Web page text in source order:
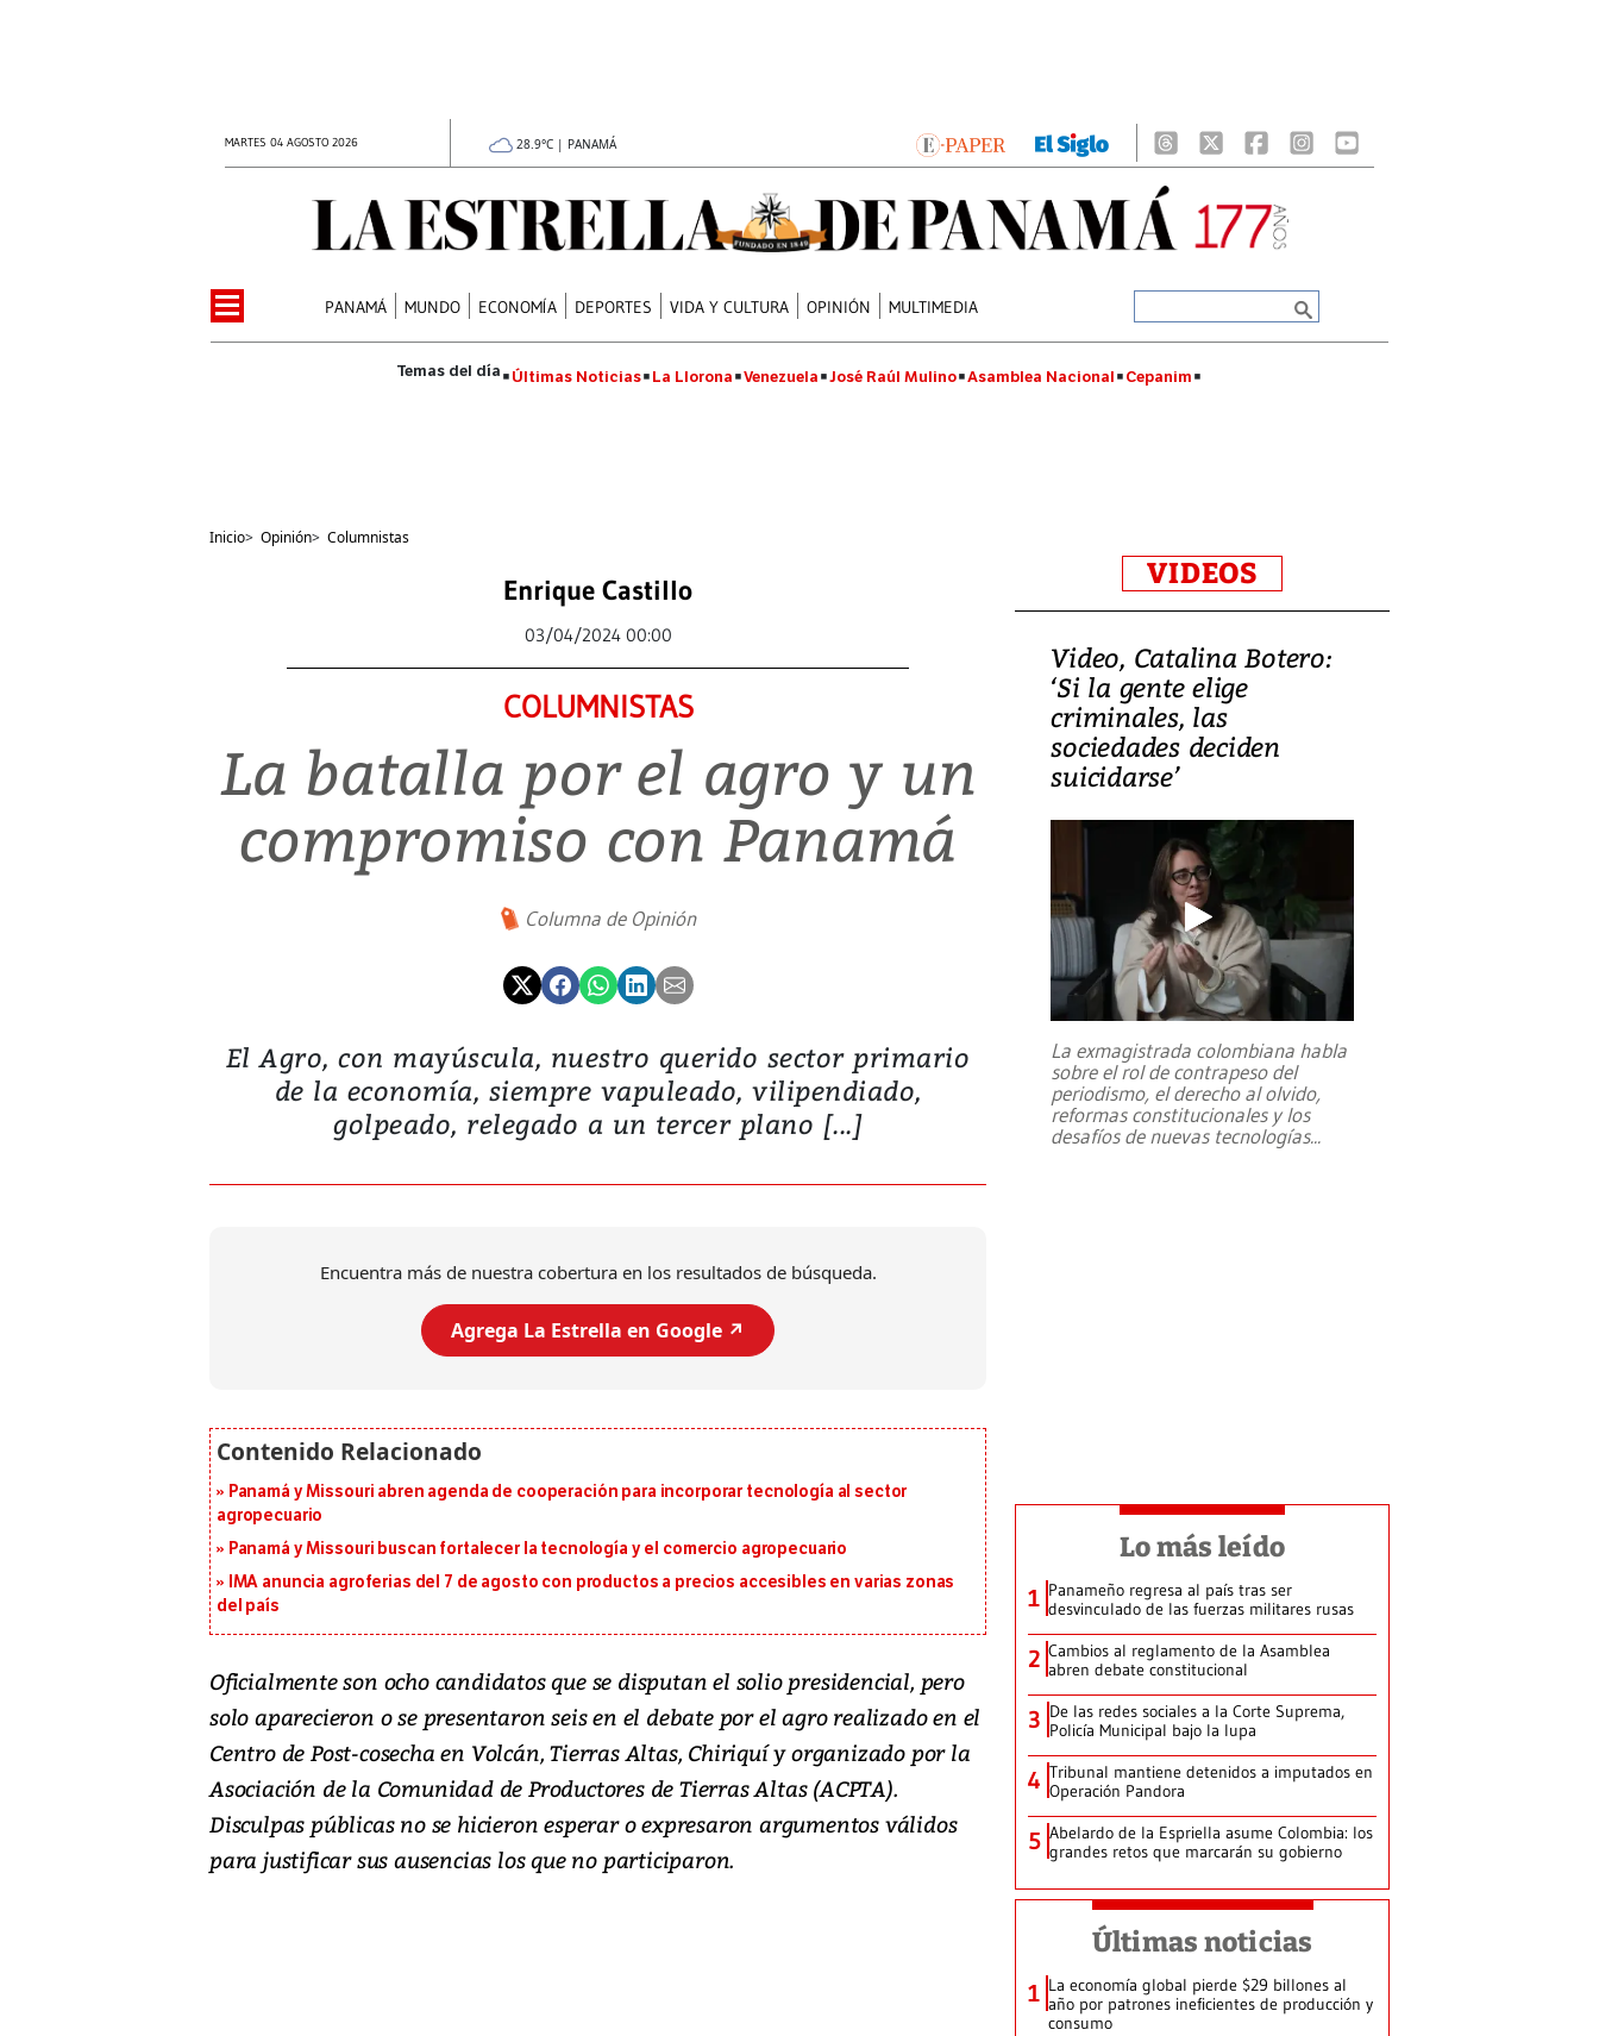
MARTES 04 AGOSTO 2026 28.9°C | PANAMÁ
PANAMÁ MUNDO ECONOMÍA DEPORTES VIDA Y CULTURA OPINIÓN MULTIMEDIA
Últimas Noticias La Llorona Venezuela José Raúl Mulino Asamblea Nacional Cepanim
Inicio> Opinión> Columnistas
Enrique Castillo
03/04/2024 00:00
COLUMNISTAS
La batalla por el agro y un
compromiso con Panamá
Columna de Opinión
El Agro, con mayúscula, nuestro querido sector primario
de la economía, siempre vapuleado, vilipendiado,
golpeado, relegado a un tercer plano [...]
Encuentra más de nuestra cobertura en los resultados de búsqueda.
Agrega La Estrella en Google ↗️
Panamá y Missouri abren agenda de cooperación para incorporar tecnología al sector
agropecuario
Panamá y Missouri buscan fortalecer la tecnología y el comercio agropecuario
IMA anuncia agroferias del 7 de agosto con productos a precios accesibles en varias zonas
del país
Oficialmente son ocho candidatos que se disputan el solio presidencial, pero
solo aparecieron o se presentaron seis en el debate por el agro realizado en el
Centro de Post-cosecha en Volcán, Tierras Altas, Chiriquí y organizado por la
Asociación de la Comunidad de Productores de Tierras Altas (ACPTA).
Disculpas públicas no se hicieron esperar o expresaron argumentos válidos
para justificar sus ausencias los que no participaron.
VIDEOS
Video, Catalina Botero:
‘Si la gente elige
criminales, las
sociedades deciden
suicidarse’
La exmagistrada colombiana habla
sobre el rol de contrapeso del
periodismo, el derecho al olvido,
reformas constitucionales y los
desafíos de nuevas tecnologías...
Lo más leído
1 Panameño regresa al país tras ser
desvinculado de las fuerzas militares rusas
2 Cambios al reglamento de la Asamblea
abren debate constitucional
3 De las redes sociales a la Corte Suprema,
Policía Municipal bajo la lupa
4 Tribunal mantiene detenidos a imputados en
Operación Pandora
5 Abelardo de la Espriella asume Colombia: los
grandes retos que marcarán su gobierno
Últimas noticias
1 La economía global pierde $29 billones al
año por patrones ineficientes de producción y
consumo